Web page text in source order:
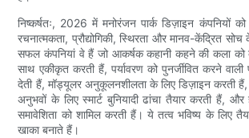
निष्कर्षतः, 2026 में मनोरंजन पार्क डिज़ाइन कंपनियों
रचनात्मकता, प्रौद्योगिकी, स्थिरता और मानव-केंद्रित
सफल कंपनियां वे हैं जो आकर्षक कहानी कहने की कला को
साथ एकीकृत करती हैं, पर्यावरण को पुनर्जीवित करने
देती हैं, मॉड्यूलर अनुकूलनशीलता के लिए डिज़ाइन करती
अनुभवों के लिए स्मार्ट बुनियादी ढांचा तैयार करती हैं, और
समावेशिता को शामिल करती हैं। ये तत्व भविष्य के लिए
खाका बनाते हैं।